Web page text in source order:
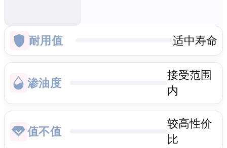
耐用值 适中寿命
渗油度
接受范围
内
值不值
较高性价
比